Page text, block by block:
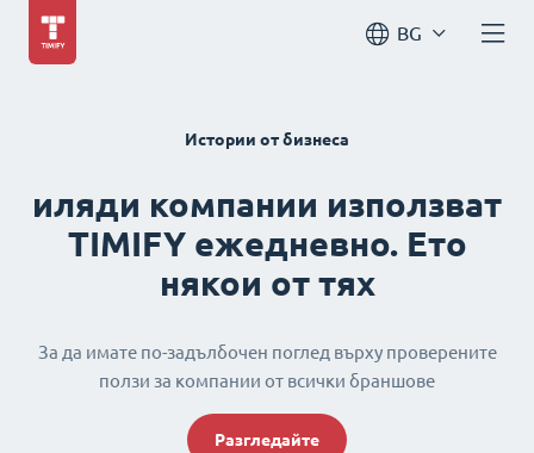
BG
Истории от бизнеса
иляди компании използват
TIMIFY ежедневно. Ето
някои от тях
За да имате по-задълбочен поглед върху проверените
ползи за компании от всички браншове
Разгледайте